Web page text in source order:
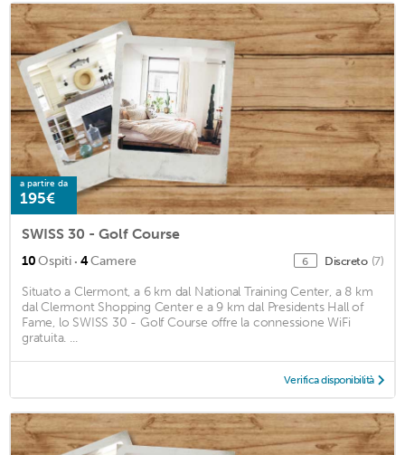
a partire da
195€
SWISS 30 - Golf Course
10Ospiti · 4Camere 6 Discreto (7)
Situato a Clermont, a 6 km dal National Training Center, a 8 km
dal Clermont Shopping Center e a 9 km dal Presidents Hall of
Fame, lo SWISS 30 - Golf Course offre la connessione WiFi
gratuita. ...
Verifica disponibilità